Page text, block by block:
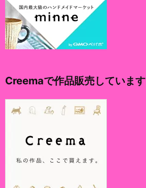
Creemaで作品販売しています